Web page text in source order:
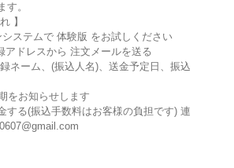
。
】
ステムで 体験版 をお試しください
アドレスから 注文メールを送る
ネーム、(振込人名)、送金予定日、振込
をお知らせします
する(振込手数料はお客様の負担です) 連